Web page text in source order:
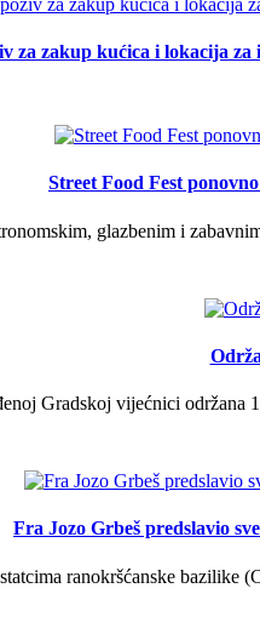
za zakup kućica i lokacija
Street Food Fest
glazbenim i
Gradskoj vijećnici održana
Fra Jozo Grbeš predslavio
ranokršćanske bazilike